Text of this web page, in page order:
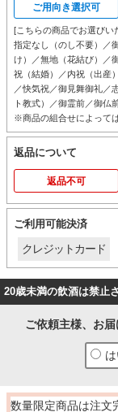
ご用向き選択可
[こちらの商品でお選びい
指定なし（のし不要）／
け）／無地（花結び）／
祝（結婚）／内祝（出産
／快気祝／御見舞御礼／
ト教式）／御霊前／御仏
※商品の組合せによって
返品について
返品不可
ご利用可能決済
クレジットカード
20歳未満の飲酒は禁止
ご依頼主様、お
数量限定商品は注文